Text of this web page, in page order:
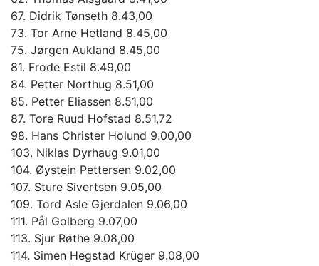
67. Didrik Tønseth 8.43,00
73. Tor Arne Hetland 8.45,00
75. Jørgen Aukland 8.45,00
81. Frode Estil 8.49,00
84. Petter Northug 8.51,00
85. Petter Eliassen 8.51,00
87. Tore Ruud Hofstad 8.51,72
98. Hans Christer Holund 9.00,00
103. Niklas Dyrhaug 9.01,00
104. Øystein Pettersen 9.02,00
107. Sture Sivertsen 9.05,00
109. Tord Asle Gjerdalen 9.06,00
111. Pål Golberg 9.07,00
113. Sjur Røthe 9.08,00
114. Simen Hegstad Krüger 9.08,00